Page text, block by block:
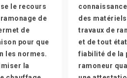
le recours
de
de
pour que
les normes.
la
des
travaux de
et de tout
fiabilité de la
ramoneur